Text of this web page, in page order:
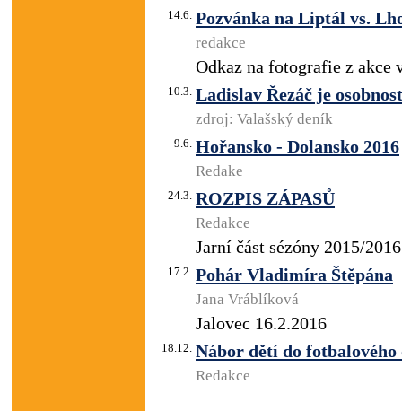
14.6. Pozvánka na Liptál vs.
redakce
Odkaz na fotografie z akce
10.3. Ladislav Řezáč je
zdroj: Valašský deník
9.6. Hořansko - Dolansko 2016
Redake
24.3. ROZPIS ZÁPASŮ
Redakce
Jarní část sézóny 2015/2016
17.2. Pohár Vladimíra Štěpána
Jana Vráblíková
Jalovec 16.2.2016
18.12. Nábor dětí do
Redakce